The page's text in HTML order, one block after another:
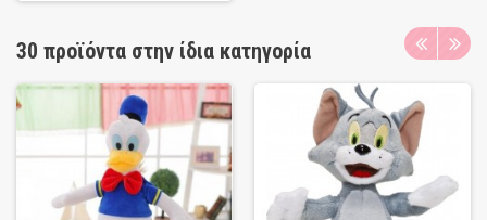
30 προϊόντα στην ίδια κατηγορία